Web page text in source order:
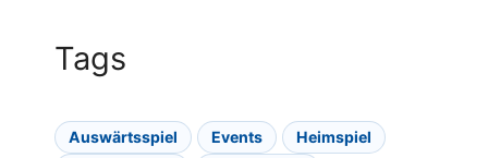
Tags
Auswärtsspiel Events
Heimspiel